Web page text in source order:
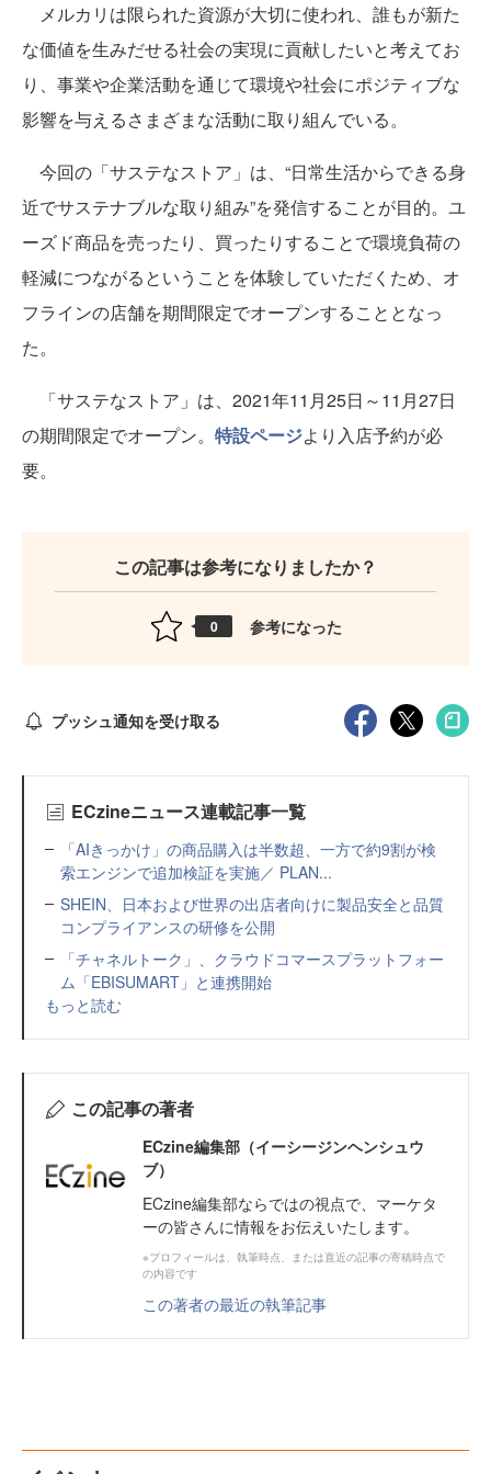
メルカリは限られた資源が大切に使われ、誰もが新た
な価値を生みだせる社会の実現に貢献したいと考えてお
り、事業や企業活動を通じて環境や社会にポジティブな
影響を与えるさまざまな活動に取り組んでいる。
今回の「サステなストア」は、“日常生活からできる身
近でサステナブルな取り組み”を発信することが目的。ユ
ーズド商品を売ったり、買ったりすることで環境負荷の
軽減につながるということを体験していただくため、オ
フラインの店舗を期間限定でオープンすることとなっ
た。
「サステなストア」は、2021年11月25日～11月27日
の期間限定でオープン。 特設ページより入店予約が必
要。
この記事は参考になりましたか？
0 参考になった
プッシュ通知を受け取る
ECzineニュース連載記事一覧
「AIきっかけ」の商品購入は半数超、一方で約9割が検
索エンジンで追加検証を実施／ PLAN...
SHEIN、日本および世界の出店者向けに製品安全と品質
コンプライアンスの研修を公開
「チャネルトーク」、クラウドコマースプラットフォー
ム「EBISUMART」と連携開始
もっと読む
この記事の著者
ECzine編集部（イーシージンヘンシュウ
ブ）
ECzine編集部ならではの視点で、マーケタ
ーの皆さんに情報をお伝えいたします。
※プロフィールは、執筆時点、または直近の記事の寄稿時点で
の内容です
この著者の最近の執筆記事